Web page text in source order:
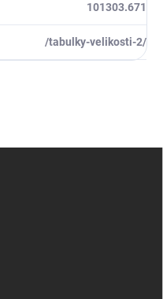
101303.671
/tabulky-velikosti-2/